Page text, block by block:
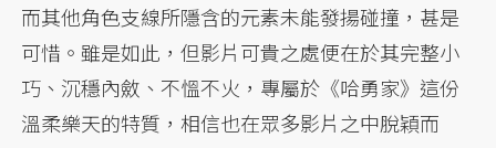
而其他角色支線所隱含的元素未能發揚碰撞，甚是
可惜。雖是如此，但影片可貴之處便在於其完整小
巧、沉穩內斂、不慍不火，專屬於《哈勇家》這份
溫柔樂天的特質，相信也在眾多影片之中脫穎而